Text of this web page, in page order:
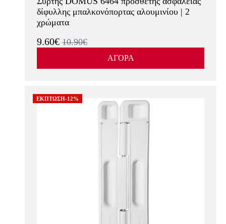
δίφυλλης μπαλκονόπορτας αλουμινίου | 2
χρώματα
9.60€ 10.90€
ΑΓΟΡΑ
ΕΚΠΤΩΣΗ-12%